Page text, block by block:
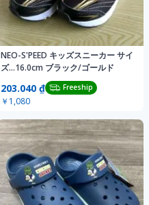
NEO-S'PEED キッズスニーカー サイ
ズ…16.0cm ブラック/ゴールド
203.040 ₫ Freeship
￥1,080